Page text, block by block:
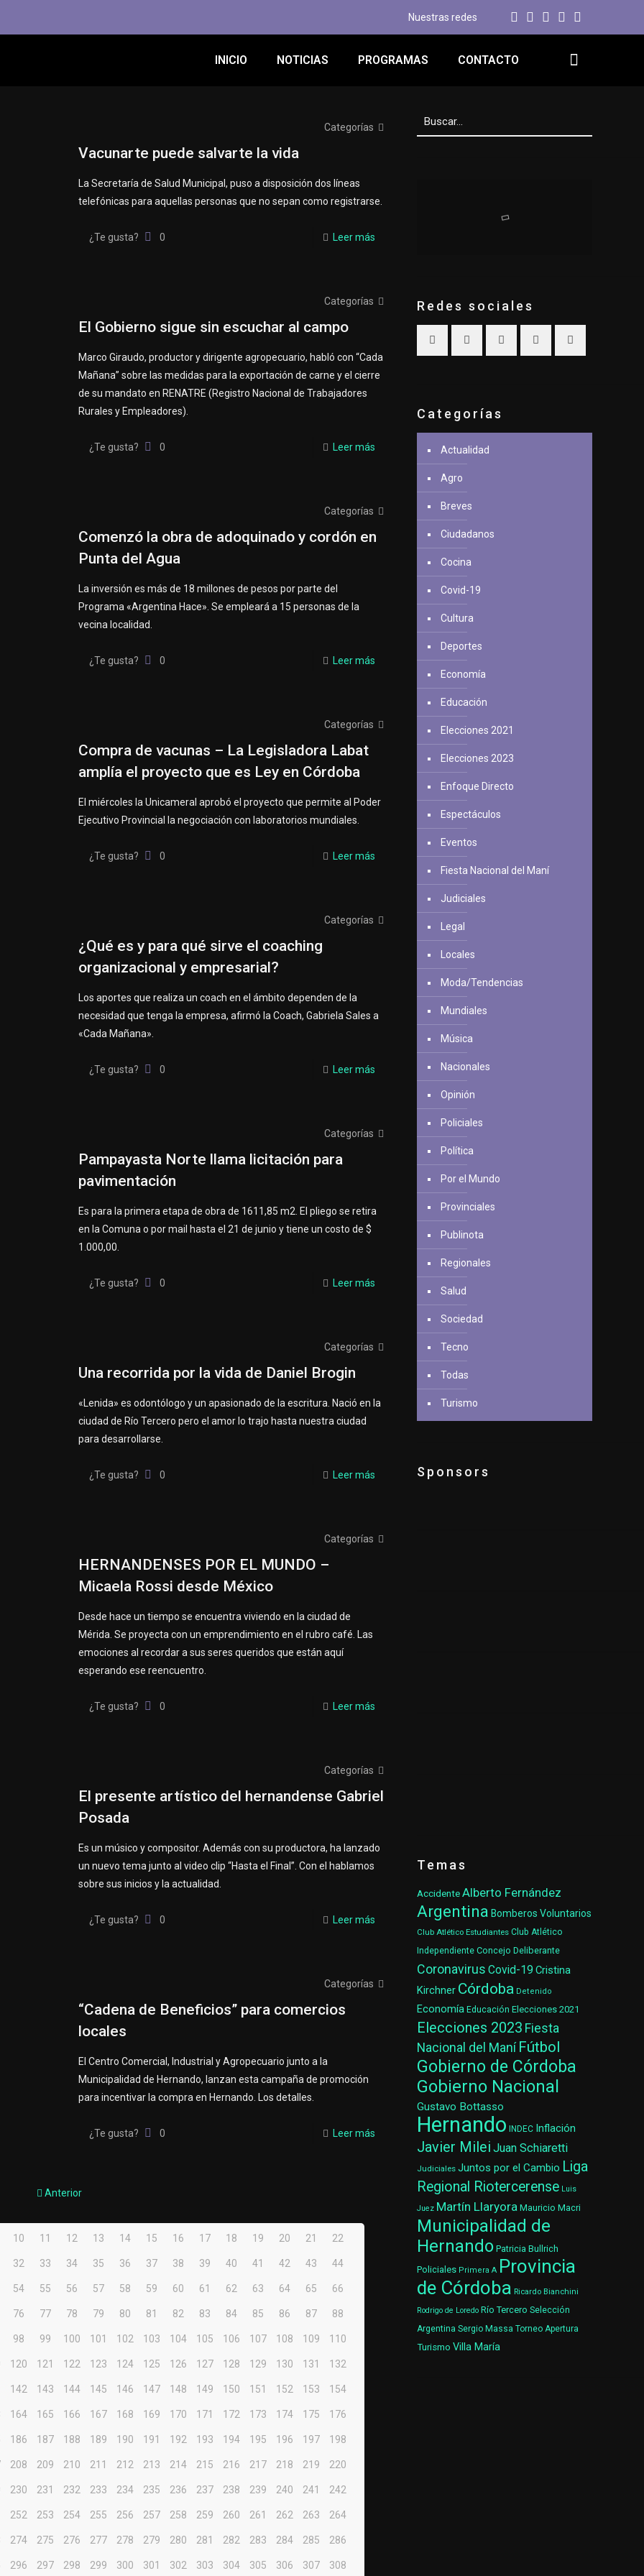
Nuestras redes
INICIO NOTICIAS PROGRAMAS CONTACTO
Categorías
Vacunarte puede salvarte la vida
La Secretaría de Salud Municipal, puso a disposición dos líneas
telefónicas para aquellas personas que no sepan como registrarse.
¿Te gusta? 0 Leer más
Categorías
El Gobierno sigue sin escuchar al campo
Marco Giraudo, productor y dirigente agropecuario, habló con “Cada
Mañana” sobre las medidas para la exportación de carne y el cierre
de su mandato en RENATRE (Registro Nacional de Trabajadores
Rurales y Empleadores).
¿Te gusta? 0 Leer más
Categorías
Comenzó la obra de adoquinado y cordón en
Punta del Agua
La inversión es más de 18 millones de pesos por parte del
Programa «Argentina Hace». Se empleará a 15 personas de la
vecina localidad.
¿Te gusta? 0 Leer más
Categorías
Compra de vacunas – La Legisladora Labat
amplía el proyecto que es Ley en Córdoba
El miércoles la Unicameral aprobó el proyecto que permite al Poder
Ejecutivo Provincial la negociación con laboratorios mundiales.
¿Te gusta? 0 Leer más
Categorías
¿Qué es y para qué sirve el coaching
organizacional y empresarial?
Los aportes que realiza un coach en el ámbito dependen de la
necesidad que tenga la empresa, afirmó la Coach, Gabriela Sales a
«Cada Mañana».
¿Te gusta? 0 Leer más
Categorías
Pampayasta Norte llama licitación para
pavimentación
Es para la primera etapa de obra de 1611,85 m2. El pliego se retira
en la Comuna o por mail hasta el 21 de junio y tiene un costo de $
1.000,00.
¿Te gusta? 0 Leer más
Categorías
Una recorrida por la vida de Daniel Brogin
«Lenida» es odontólogo y un apasionado de la escritura. Nació en la
ciudad de Río Tercero pero el amor lo trajo hasta nuestra ciudad
para desarrollarse.
¿Te gusta? 0 Leer más
Categorías
HERNANDENSES POR EL MUNDO –
Micaela Rossi desde México
Desde hace un tiempo se encuentra viviendo en la ciudad de
Mérida. Se proyecta con un emprendimiento en el rubro café. Las
emociones al recordar a sus seres queridos que están aquí
esperando ese reencuentro.
¿Te gusta? 0 Leer más
Categorías
El presente artístico del hernandense Gabriel
Posada
Es un músico y compositor. Además con su productora, ha lanzado
un nuevo tema junto al video clip “Hasta el Final”. Con el hablamos
sobre sus inicios y la actualidad.
¿Te gusta? 0 Leer más
Categorías
“Cadena de Beneficios” para comercios
locales
El Centro Comercial, Industrial y Agropecuario junto a la
Municipalidad de Hernando, lanzan esta campaña de promoción
para incentivar la compra en Hernando. Los detalles.
¿Te gusta? 0 Leer más
Anterior
10 11 12 13 14 15 16 17 18 19 20 21 22
32 33 34 35 36 37 38 39 40 41 42 43 44
54 55 56 57 58 59 60 61 62 63 64 65 66
76 77 78 79 80 81 82 83 84 85 86 87 88
98 99 100 101 102 103 104 105 106 107 108 109 110
120 121 122 123 124 125 126 127 128 129 130 131 132
142 143 144 145 146 147 148 149 150 151 152 153 154
164 165 166 167 168 169 170 171 172 173 174 175 176
186 187 188 189 190 191 192 193 194 195 196 197 198
208 209 210 211 212 213 214 215 216 217 218 219 220
230 231 232 233 234 235 236 237 238 239 240 241 242
252 253 254 255 256 257 258 259 260 261 262 263 264
274 275 276 277 278 279 280 281 282 283 284 285 286
296 297 298 299 300 301 302 303 304 305 306 307 308
Redes sociales
Categorías
Actualidad
Agro
Breves
Ciudadanos
Cocina
Covid-19
Cultura
Deportes
Economía
Educación
Elecciones 2021
Elecciones 2023
Enfoque Directo
Espectáculos
Eventos
Fiesta Nacional del Maní
Judiciales
Legal
Locales
Moda/Tendencias
Mundiales
Música
Nacionales
Opinión
Policiales
Política
Por el Mundo
Provinciales
Publinota
Regionales
Salud
Sociedad
Tecno
Todas
Turismo
Sponsors
Temas
AccidenteAlberto Fernández
Argentina Bomberos Voluntarios
Club Atlético Estudiantes Club Atlético
Independiente Concejo Deliberante
Coronavirus Covid-19 Cristina
Kirchner Córdoba Detenido
Economía Educación Elecciones 2021
Elecciones 2023 Fiesta
Nacional del Maní Fútbol
Gobierno de Córdoba
Gobierno Nacional
Gustavo Bottasso
Hernando INDEC Inflación
Javier Milei Juan Schiaretti
Judiciales Juntos por el Cambio Liga
Regional Riotercerense Luis
Juez Martín Llaryora Mauricio Macri
Municipalidad de
Hernando Patricia Bullrich
Policiales Primera A Provincia
de Córdoba Ricardo Bianchini
Rodrigo de Loredo Río Tercero Selección
Argentina Sergio Massa Torneo Apertura
Turismo Villa María